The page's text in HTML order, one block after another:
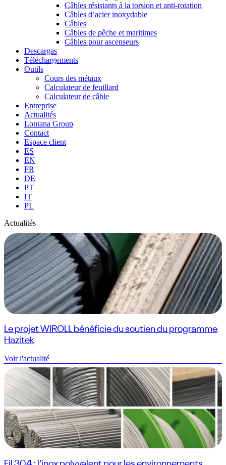
Câbles résistants à la torsion et anti-rotation
Câbles d’acier inoxydable
Câbles
Câbles de pêche et maritimes
Câbles pour ascenseurs
Descargas
Téléchargements
Outils
Cours des métaux
Calculateur de feuillard
Calculateur de câble
Entreprise
Actualités
Lontana Group
Contact
Espace client
ES
EN
FR
DE
PT
IT
PL
Actualités
Le projet WIROLL bénéficie du soutien du programme
Hazitek
Voir l'actualité